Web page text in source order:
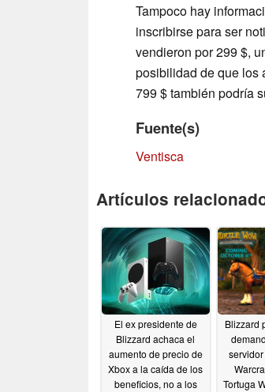
Tampoco hay
inscribirse para ser
vendieron por 299 $,
posibilidad de que los
799 $ también podría
Fuente(s)
Ventisca
Artículos
El ex presidente de
Blizzard achaca el
aumento de precio de
Xbox a la caída de los
beneficios, no a los
Blizzard
Tortuga